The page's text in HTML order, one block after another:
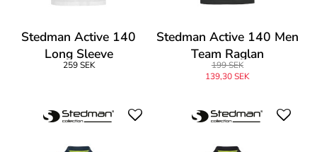
Stedman Active 140
Long Sleeve
259 SEK
Stedman Active 140 Men
Team Raglan
199 SEK
139,30 SEK